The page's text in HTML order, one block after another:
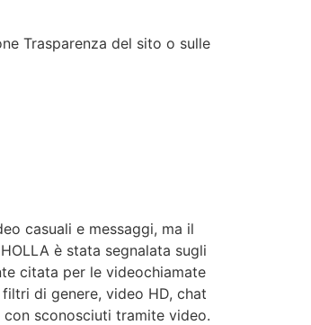
Trasparenza del sito o sulle
casuali e messaggi, ma il
è stata segnalata sugli
citata per le videochiamate
di genere, video HD, chat
sconosciuti tramite video.